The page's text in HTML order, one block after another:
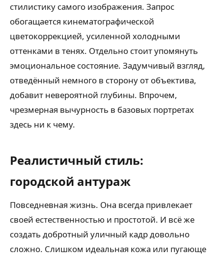
стилистику самого изображения. Запрос
обогащается кинематографической
цветокоррекцией, усиленной холодными
оттенками в тенях. Отдельно стоит упомянуть
эмоциональное состояние. Задумчивый взгляд,
отведённый немного в сторону от объектива,
добавит невероятной глубины. Впрочем,
чрезмерная вычурность в базовых портретах
здесь ни к чему.
Реалистичный стиль:
городской антураж
Повседневная жизнь. Она всегда привлекает
своей естественностью и простотой. И всё же
создать добротный уличный кадр довольно
сложно. Слишком идеальная кожа или пугающе